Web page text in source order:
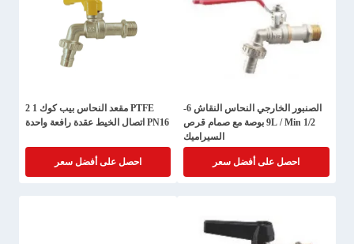
الصنبور الخارجي النحاس النقاش 6-
9L / Min 1/2 بوصة مع صمام قرص
السيراميك
احصل على أفضل سعر
PTFE مقعد النحاس بيب كوك 1 2
PN16 اتصال الخيط عقدة رافعة واحدة
احصل على أفضل سعر